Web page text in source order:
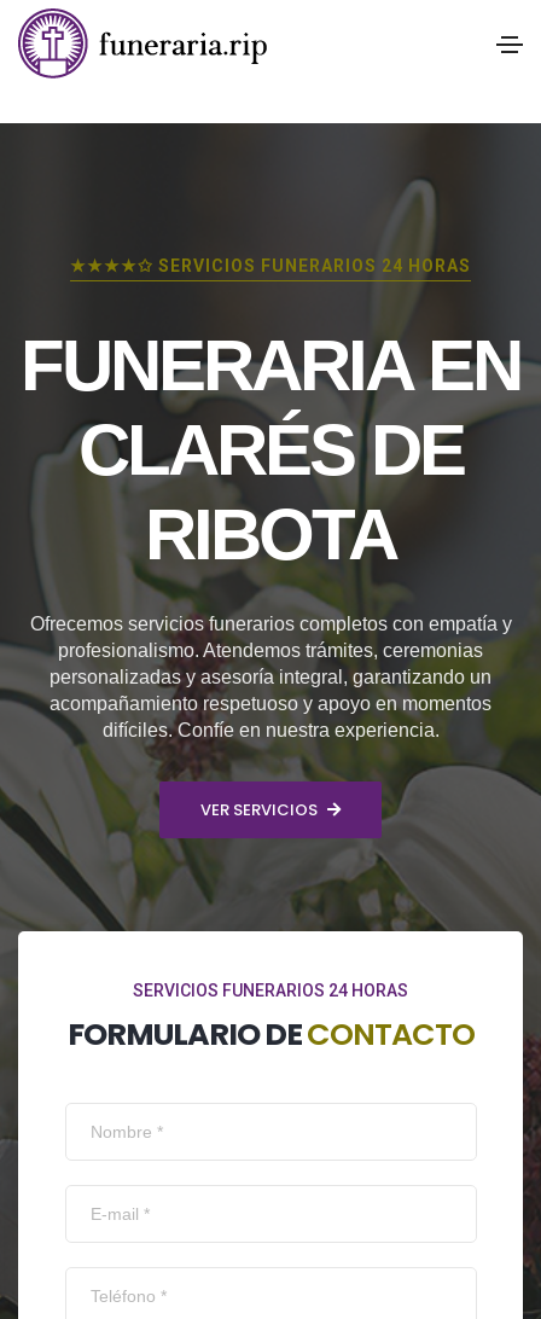
★★★★✩ SERVICIOS FUNERARIOS 24 HORAS
FUNERARIA EN
CLARÉS DE
RIBOTA
Ofrecemos servicios funerarios completos con empatía y
profesionalismo. Atendemos trámites, ceremonias
personalizadas y asesoría integral, garantizando un
acompañamiento respetuoso y apoyo en momentos
difíciles. Confíe en nuestra experiencia.
VER SERVICIOS
SERVICIOS FUNERARIOS 24 HORAS
FORMULARIO DECONTACTO